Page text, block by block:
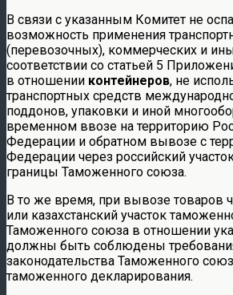
В связи с указанным Комитет не
возможность применения
(перевозочных), коммерческих и
соответствии со статьей 5
в отношении контейнеров, не
транспортных средств
поддонов, упаковки и иной
временном ввозе на территорию
Федерации и обратном вывозе с
Федерации через российский
границы Таможенного союза.
В то же время, при вывозе товаров
или казахстанский участок
Таможенного союза в отношении
должны быть соблюдены
законодательства Таможенного
таможенного декларирования.